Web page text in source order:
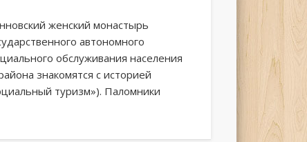
женский монастырь
автономного
обслуживания населения
знакомятся с историей
туризм»). Паломники